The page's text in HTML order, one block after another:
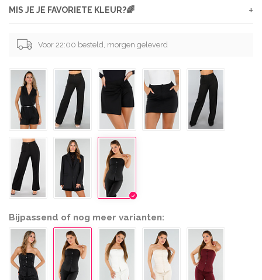
MIS JE JE FAVORIETE KLEUR?🌈 +
Voor 22:00 besteld, morgen geleverd
Bijpassend of nog meer varianten: